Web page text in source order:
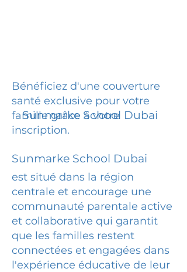
Bénéficiez d'une couverture
santé exclusive pour votre
famille grâce à votre
inscription.
Sunmarke School Dubai
Sunmarke School Dubai
est situé dans la région
centrale et encourage une
communauté parentale active
et collaborative qui garantit
que les familles restent
connectées et engagées dans
l'expérience éducative de leur